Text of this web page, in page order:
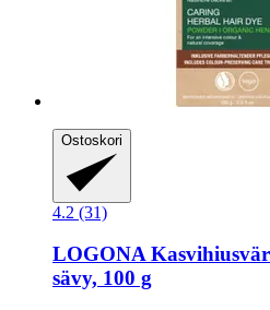
Ostoskori
4.2 (31)
LOGONA
sävy, 100 g